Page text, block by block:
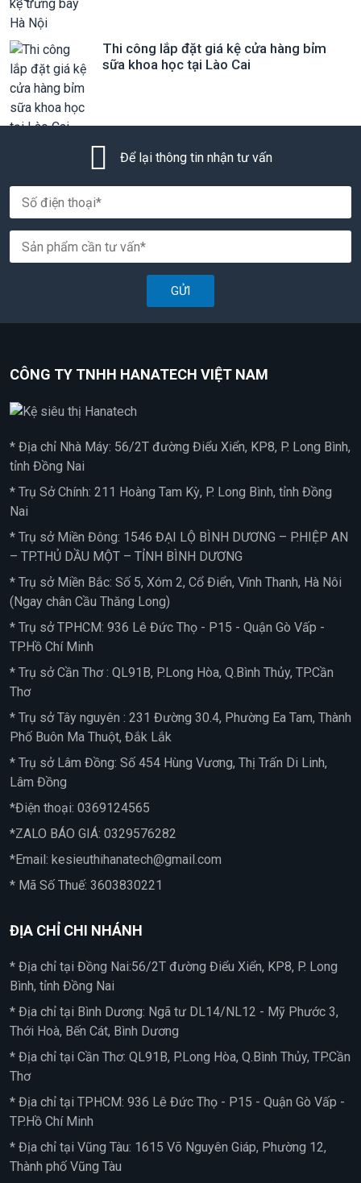
Thi công lắp đặt giá kệ cửa hàng bỉm
sữa khoa học tại Lào Cai
Để lại thông tin nhận tư vấn
GỬI
CÔNG TY TNHH HANATECH VIỆT NAM
* Địa chỉ Nhà Máy: 56/2T đường Điểu Xiển, KP8, P. Long Bình,
tỉnh Đồng Nai
* Trụ Sở Chính: 211 Hoàng Tam Kỳ, P. Long Bình, tỉnh Đồng
Nai
* Trụ sở Miền Đông: 1546 ĐẠI LỘ BÌNH DƯƠNG – P.HIỆP AN
– TP.THỦ DẦU MỘT – TỈNH BÌNH DƯƠNG
* Trụ sở Miền Bắc: Số 5, Xóm 2, Cổ Điển, Vĩnh Thanh, Hà Nôi
(Ngay chân Cầu Thăng Long)
* Trụ sở TPHCM: 936 Lê Đức Thọ - P15 - Quận Gò Vấp -
TP.Hồ Chí Minh
* Trụ sở Cần Thơ : QL91B, P.Long Hòa, Q.Bình Thủy, TP.Cần
Thơ
* Trụ sở Tây nguyên : 231 Đường 30.4, Phường Ea Tam, Thành
Phố Buôn Ma Thuột, Đắk Lắk
* Trụ sở Lâm Đồng: Số 454 Hùng Vương, Thị Trấn Di Linh,
Lâm Đồng
*Điện thoại: 0369124565
*ZALO BÁO GIÁ: 0329576282
*Email: kesieuthihanatech@gmail.com
* Mã Số Thuế: 3603830221
ĐỊA CHỈ CHI NHÁNH
* Địa chỉ tại Đồng Nai:56/2T đường Điểu Xiển, KP8, P. Long
Bình, tỉnh Đồng Nai
* Địa chỉ tại Bình Dương: Ngã tư DL14/NL12 - Mỹ Phước 3,
Thới Hoà, Bến Cát, Bình Dương
* Địa chỉ tại Cần Thơ: QL91B, P.Long Hòa, Q.Bình Thủy, TP.Cần
Thơ
* Địa chỉ tại TPHCM: 936 Lê Đức Thọ - P15 - Quận Gò Vấp -
TP.Hồ Chí Minh
* Địa chỉ tại Vũng Tàu: 1615 Võ Nguyên Giáp, Phường 12,
Thành phố Vũng Tàu